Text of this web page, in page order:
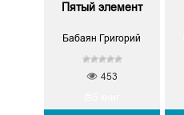
Пятый элемент
Бабаян Григорий
453